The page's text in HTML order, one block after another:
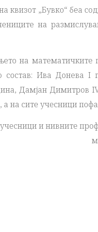
квизот „Бувко“ беа
на
на математичките
состав: Ива Донева
Дамјан Димитров
на сите учесници
учесници и нивните